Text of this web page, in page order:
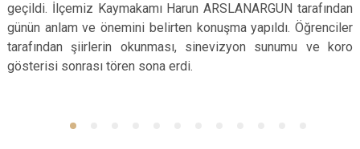
Cihanbeyli
Çumra
Derbent
Ilgın
Kadınhanı
Karapınar
Yalıhüyük
Yunak
geçildi. İlçemiz Kaymakamı Harun ARSLANARGUN tarafından
günün anlam ve önemini belirten konuşma yapıldı. Öğrenciler
tarafından şiirlerin okunması, sinevizyon sunumu ve koro
gösterisi sonrası tören sona erdi.